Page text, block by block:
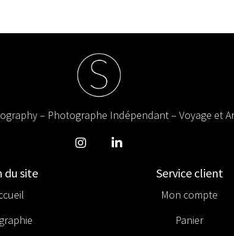
– Photographe Indépendant – Voyage et
du site Service client
Mon compte
Panier